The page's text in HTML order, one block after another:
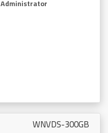
Administrator
WNVDS-300GB